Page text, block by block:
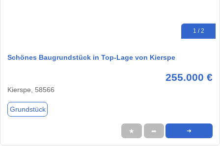
1 / 2
Schönes Baugrundstück in Top-Lage von Kierspe
255.000 €
Kierspe, 58566
Grundstück
★ ➦ ➜